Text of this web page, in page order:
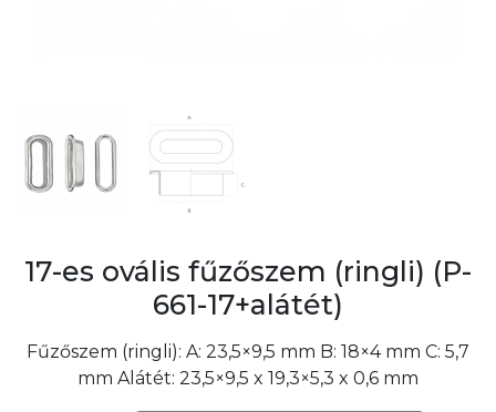
17-es ovális fűzőszem (ringli) (P-
661-17+alátét)
Fűzőszem (ringli): A: 23,5×9,5 mm B: 18×4 mm C: 5,7
mm Alátét: 23,5×9,5 x 19,3×5,3 x 0,6 mm